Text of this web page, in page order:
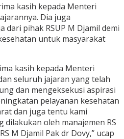
kasih kepada Menteri
Dia juga
dari pihak RSUP M Djamil demi
untuk masyarakat
kasih kepada Menteri
seluruh jajaran yang telah
dan mengeksekusi aspirasi
pelayanan kesehatan
dan juga tentu kami
dilakukan oleh manajemen RS
M Djamil Pak dr Dovy,” ucap